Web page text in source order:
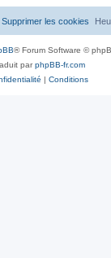
Supprimer les cookies
® Forum Software ©
parphpBB-fr.com
| Conditions